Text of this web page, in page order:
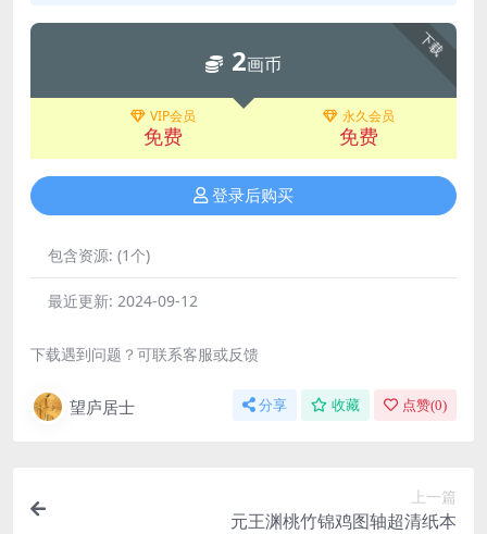
下载
2画币
VIP会员
免费
永久会员
免费
登录后购买
包含资源: (1个)
最近更新: 2024-09-12
下载遇到问题？可联系客服或反馈
望庐居士 分享 收藏 点赞(0)
上一篇
元王渊桃竹锦鸡图轴超清纸本